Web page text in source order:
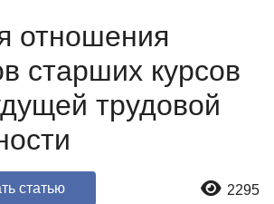
отношения
старших курсов
трудовой
статью 2295